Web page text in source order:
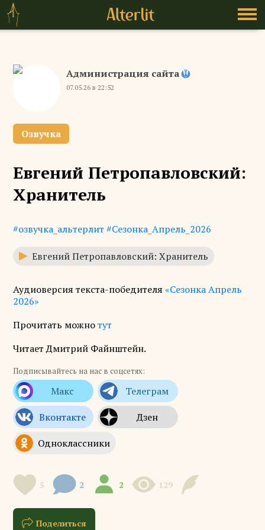
Администрация сайта
07.05.26 в 22:52
Озвучка
Евгений Петропавловский:
Хранитель
#озвучка_альтерлит #Сезонка_Апрель_2026
Евгений Петропавловский: Хранитель
Аудиоверсия текста-победителя «Сезонка Апрель
2026»
Прочитать можнотут
Читает Дмитрий Файнштейн.
Подписывайтесь на нас в соцсетях:
5 2 2 129
Поделиться